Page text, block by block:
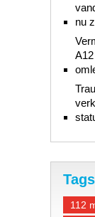
nu
Tags
112